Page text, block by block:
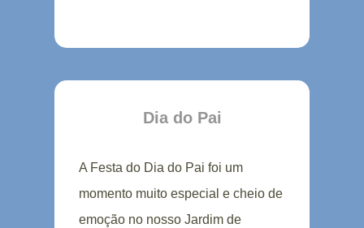
Dia do Pai
A Festa do Dia do Pai foi um
momento muito especial e cheio de
emoção no nosso Jardim de